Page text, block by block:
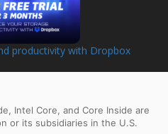
productivity with Dropbox
Intel Core, and Core Inside are
or its subsidiaries in the U.S.